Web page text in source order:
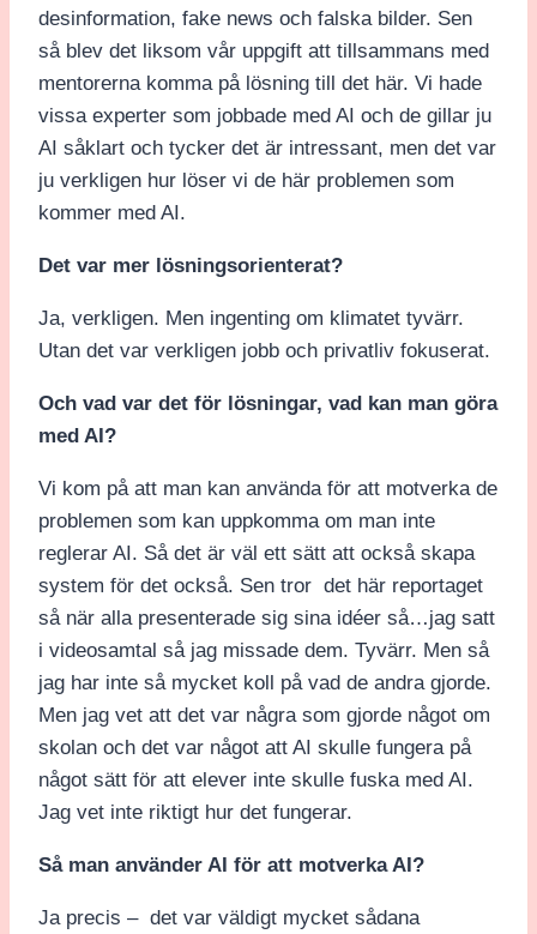
desinformation, fake news och falska bilder. Sen
så blev det liksom vår uppgift att tillsammans med
mentorerna komma på lösning till det här. Vi hade
vissa experter som jobbade med AI och de gillar ju
AI såklart och tycker det är intressant, men det var
ju verkligen hur löser vi de här problemen som
kommer med AI.
Det var mer lösningsorienterat?
Ja, verkligen. Men ingenting om klimatet tyvärr.
Utan det var verkligen jobb och privatliv fokuserat.
Och vad var det för lösningar, vad kan man göra
med AI?
Vi kom på att man kan använda för att motverka de
problemen som kan uppkomma om man inte
reglerar AI. Så det är väl ett sätt att också skapa
system för det också. Sen tror det här reportaget
så när alla presenterade sig sina idéer så…jag satt
i videosamtal så jag missade dem. Tyvärr. Men så
jag har inte så mycket koll på vad de andra gjorde.
Men jag vet att det var några som gjorde något om
skolan och det var något att AI skulle fungera på
något sätt för att elever inte skulle fuska med AI.
Jag vet inte riktigt hur det fungerar.
Så man använder AI för att motverka AI?
Ja precis – det var väldigt mycket sådana